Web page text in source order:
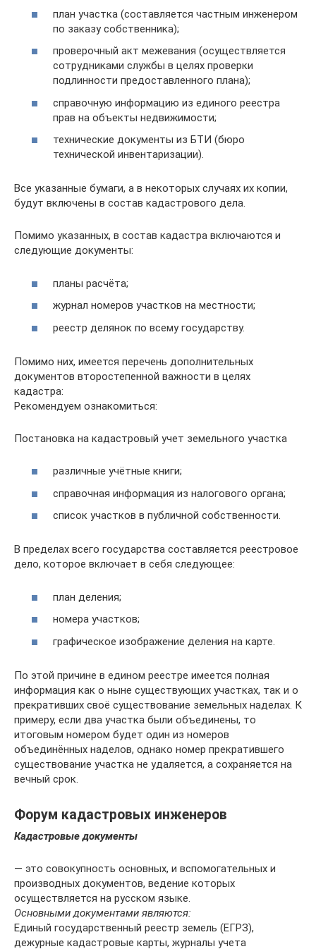
план участка (составляется частным инженером
по заказу собственника);
проверочный акт межевания (осуществляется
сотрудниками службы в целях проверки
подлинности предоставленного плана);
справочную информацию из единого реестра
прав на объекты недвижимости;
технические документы из БТИ (бюро
технической инвентаризации).
Все указанные бумаги, а в некоторых случаях их копии,
будут включены в состав кадастрового дела.
Помимо указанных, в состав кадастра включаются и
следующие документы:
планы расчёта;
журнал номеров участков на местности;
реестр делянок по всему государству.
Помимо них, имеется перечень дополнительных
документов второстепенной важности в целях
кадастра:
Рекомендуем ознакомиться:
Постановка на кадастровый учет земельного участка
различные учётные книги;
справочная информация из налогового органа;
список участков в публичной собственности.
В пределах всего государства составляется реестровое
дело, которое включает в себя следующее:
план деления;
номера участков;
графическое изображение деления на карте.
По этой причине в едином реестре имеется полная
информация как о ныне существующих участках, так и о
прекративших своё существование земельных наделах. К
примеру, если два участка были объединены, то
итоговым номером будет один из номеров
объединённых наделов, однако номер прекратившего
существование участка не удаляется, а сохраняется на
вечный срок.
Форум кадастровых инженеров
Кадастровые документы
— это совокупность основных, и вспомогательных и
производных документов, ведение которых
осуществляется на русском языке.
Основными документами являются:
Единый государственный реестр земель (ЕГРЗ),
дежурные кадастровые карты, журналы учета